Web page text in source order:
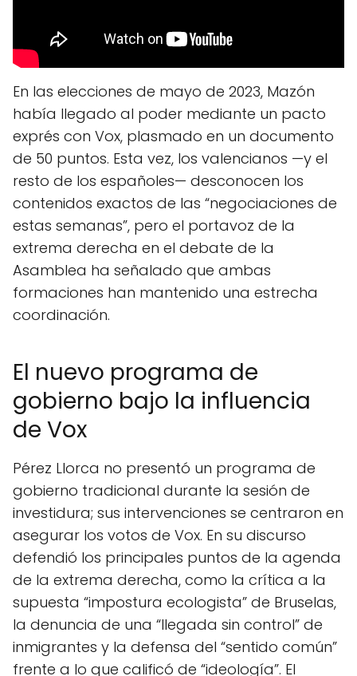
En las elecciones de mayo de 2023, Mazón
había llegado al poder mediante un pacto
exprés con Vox, plasmado en un documento
de 50 puntos. Esta vez, los valencianos —y el
resto de los españoles— desconocen los
contenidos exactos de las “negociaciones de
estas semanas”, pero el portavoz de la
extrema derecha en el debate de la
Asamblea ha señalado que ambas
formaciones han mantenido una estrecha
coordinación.
El nuevo programa de
gobierno bajo la influencia
de Vox
Pérez Llorca no presentó un programa de
gobierno tradicional durante la sesión de
investidura; sus intervenciones se centraron en
asegurar los votos de Vox. En su discurso
defendió los principales puntos de la agenda
de la extrema derecha, como la crítica a la
supuesta “impostura ecologista” de Bruselas,
la denuncia de una “llegada sin control” de
inmigrantes y la defensa del “sentido común”
frente a lo que calificó de “ideología”. El